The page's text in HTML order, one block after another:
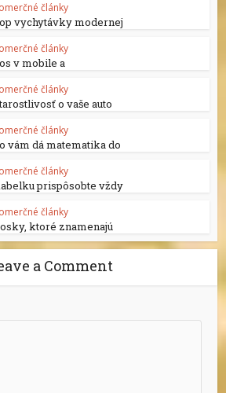
články
vychytávky modernej
články
v mobile a
články
o vaše auto
články
vám dá matematika do
články
prispôsobte vždy
články
ktoré znamenajú
a Comment